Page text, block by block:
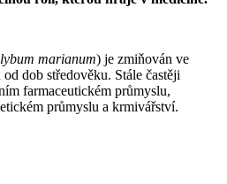
marianum) je zmiňován ve
dob středověku. Stále častěji
farmaceutickém průmyslu,
průmyslu a krmivářství.